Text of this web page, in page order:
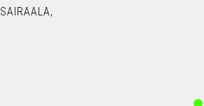
SAIRAALA